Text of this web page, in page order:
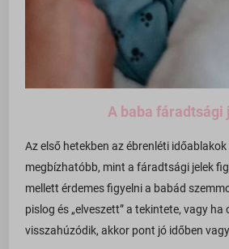
A baba fáradtsági
Az első hetekben az ébrenléti
megbízhatóbb, mint a fáradtsági jelek
mellett érdemes figyelni a babád
pislog és „elveszett” a tekintete, vagy ha
visszahúzódik, akkor pont jó időben
region1.google-analytics.com
www.google-analytics.com
www.googletagmanager.com
optiMonkViewedProducts
pys_woo_purchase_order_id_ga
bu.identixweb.com
bun.identixweb.com
cdn-account.optimonk.com